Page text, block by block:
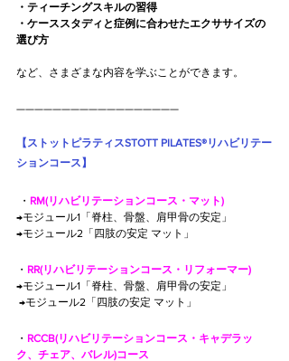
・ティーチングスキルの習得
・ケーススタディと症例に合わせたエクササイズの
選び方
など、さまざまな内容を学ぶことができます。
——————————————————
【ストットピラティスSTOTT PILATES®リハビリテー
ションコース】
・ RM(リハビリテーションコース・マット)
→モジュール1「脊柱、骨盤、肩甲骨の安定」
→モジュール2「四肢の安定 マット」
・ RR(リハビリテーションコース・リフォーマー)
→モジュール1「脊柱、骨盤、肩甲骨の安定」
→モジュール2「四肢の安定 マット」
・ RCCB(リハビリテーションコース・キャデラッ
ク、チェア、バレル)コース